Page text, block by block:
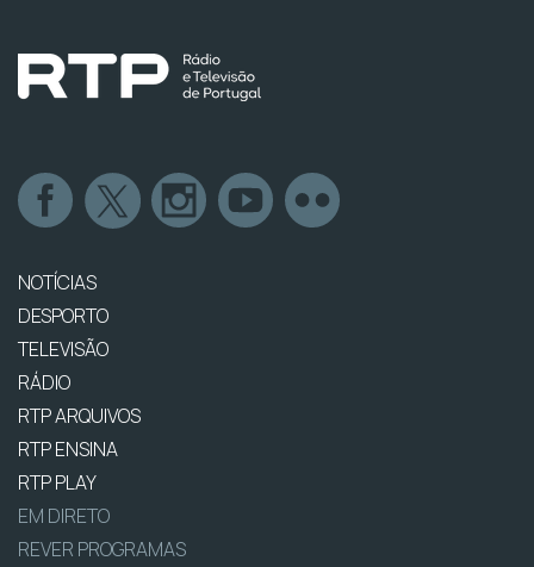
NOTÍCIAS
DESPORTO
TELEVISÃO
RÁDIO
RTP ARQUIVOS
RTP ENSINA
RTP PLAY
EM DIRETO
REVER PROGRAMAS